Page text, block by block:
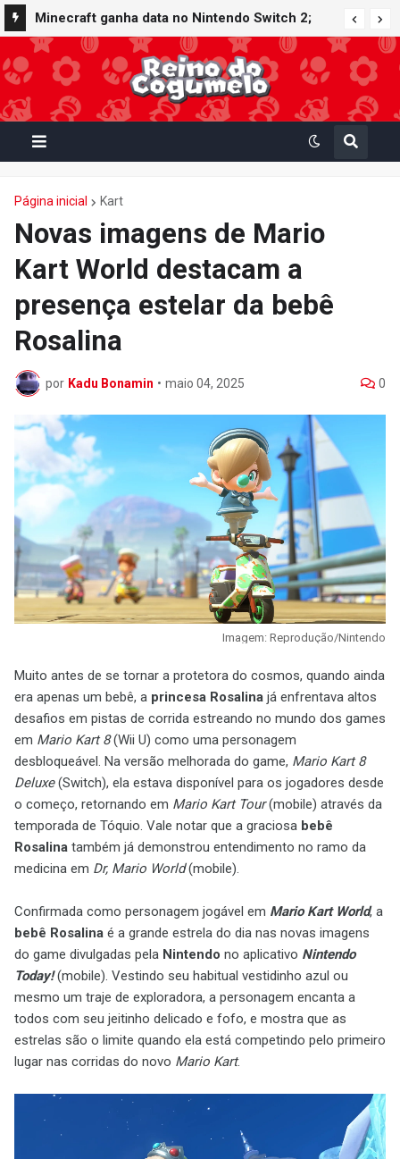
Minecraft ganha data no Nintendo Switch 2;
Super Mario Mash-Up receberá atualização
gráfica exclusiva
Nintendo Switch Online recebe ícones retrô de
Mario Paint (SNES) e Mario Kart: Super Circuit
(GBA)
Página inicial Kart
Novas imagens de Mario
Kart World destacam a
presença estelar da bebê
Rosalina
por Kadu Bonamin • maio 04, 2025 0
Imagem: Reprodução/Nintendo
Muito antes de se tornar a protetora do cosmos, quando ainda
era apenas um bebê, a princesa Rosalina já enfrentava altos
desafios em pistas de corrida estreando no mundo dos games
em Mario Kart 8(Wii U) como uma personagem
desbloqueável. Na versão melhorada do game, Mario Kart 8
Deluxe(Switch), ela estava disponível para os jogadores desde
o começo, retornando em Mario Kart Tour(mobile) através da
temporada de Tóquio. Vale notar que a graciosa bebê
Rosalina também já demonstrou entendimento no ramo da
medicina em Dr, Mario World(mobile).
Confirmada como personagem jogável em Mario Kart World, a
bebê Rosalina é a grande estrela do dia nas novas imagens
do game divulgadas pela Nintendo no aplicativo Nintendo
Today!(mobile). Vestindo seu habitual vestidinho azul ou
mesmo um traje de exploradora, a personagem encanta a
todos com seu jeitinho delicado e fofo, e mostra que as
estrelas são o limite quando ela está competindo pelo primeiro
lugar nas corridas do novo Mario Kart.